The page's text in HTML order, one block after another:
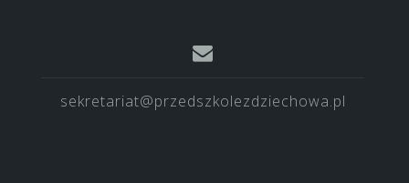
sekretariat@przedszkolezdziechowa.pl